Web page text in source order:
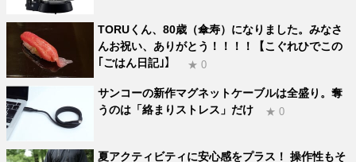
TORUくん、80歳（傘寿）になりました。みなさ
んお祝い、ありがとう！！！！【こぐれひでこの
｢ごはん日記｣】
★ 0
サンコーの新作マグネットケーブルは全盛り。奪
うのは「絡まりストレス」だけ
★ 0
夏アクティビティに安心感をプラス！ 操作性もそ